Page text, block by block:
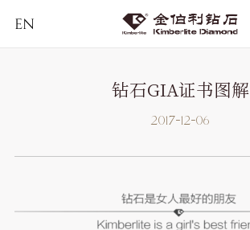
EN
钻石GIA证书图解
2017-12-06